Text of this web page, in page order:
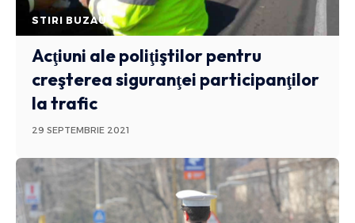
STIRI BUZAU
Acţiuni ale poliţiştilor pentru
creşterea siguranţei participanţilor
la trafic
29 SEPTEMBRIE 2021